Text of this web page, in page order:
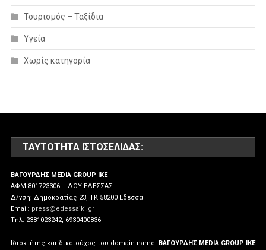
Τουρισμός – Ταξίδια
Υγεία
Χωρίς κατηγορία
ΤΑΥΤΌΤΗΤΑ ΙΣΤΟΣΕΛΊΔΑΣ:
ΒΑΓΟΥΡΔΗΣ MEDIA GROUP IKE
ΑΦΜ 801723306 – ΔΟΥ ΕΔΕΣΣΑΣ
Δ/νση: Δημοκρατίας 23, ΤΚ 58200 Εδεσσα
Email: press@edessaiki.gr
Tηλ. 2381023242, 6930400836
Ιδιοκτήτης και δικαιούχος του domain name: ΒΑΓΟΥΡΔΗΣ MEDIA GROUP IKE